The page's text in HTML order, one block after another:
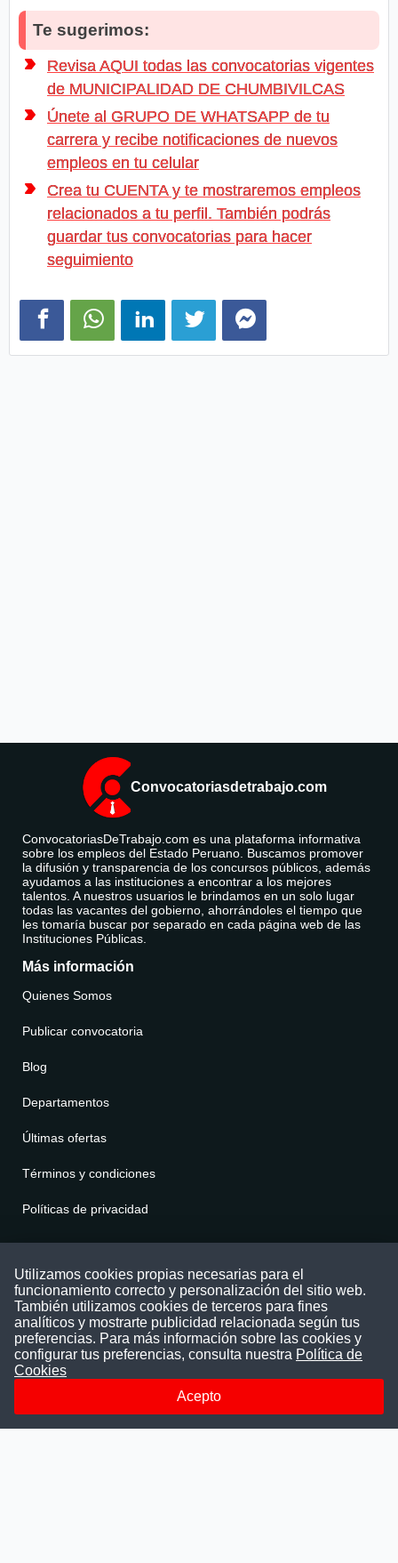
Te sugerimos:
Revisa AQUI todas las convocatorias vigentes
de MUNICIPALIDAD DE CHUMBIVILCAS
Únete al GRUPO DE WHATSAPP de tu
carrera y recibe notificaciones de nuevos
empleos en tu celular
Crea tu CUENTA y te mostraremos empleos
relacionados a tu perfil. También podrás
guardar tus convocatorias para hacer
seguimiento
Convocatoriasdetrabajo.com
ConvocatoriasDeTrabajo.com es una plataforma informativa
sobre los empleos del Estado Peruano. Buscamos promover
la difusión y transparencia de los concursos públicos, además
ayudamos a las instituciones a encontrar a los mejores
talentos. A nuestros usuarios le brindamos en un solo lugar
todas las vacantes del gobierno, ahorrándoles el tiempo que
les tomaría buscar por separado en cada página web de las
Instituciones Públicas.
Más información
Quienes Somos
Publicar convocatoria
Blog
Departamentos
Últimas ofertas
Términos y condiciones
Políticas de privacidad
Puede comunicarse con nosotros a través
nuestras redes sociales o del correo:
contacto@convocatoriasdetrabajo.com
Siguenos en:
Utilizamos cookies propias necesarias para el
funcionamiento correcto y personalización del sitio web.
También utilizamos cookies de terceros para fines
analíticos y mostrarte publicidad relacionada según tus
preferencias. Para más información sobre las cookies y
configurar tus preferencias, consulta nuestra Política de
Cookies
Acepto